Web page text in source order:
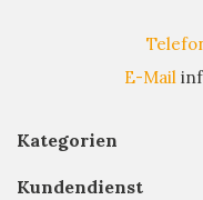
E-Mail
Kategorien
Kundendienst